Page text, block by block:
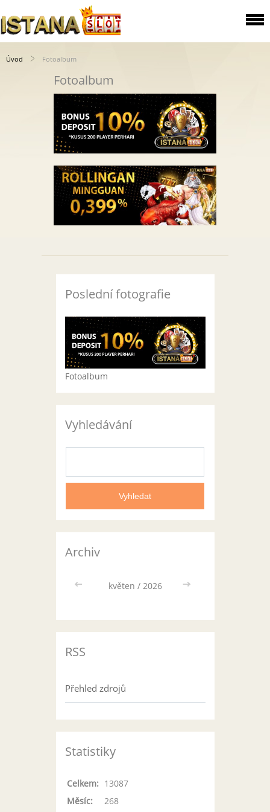
Úvod Fotoalbum
Fotoalbum
Poslední fotografie
Fotoalbum
Vyhledávání
Archiv
<< květen / 2026 >>
RSS
Přehled zdrojů
Statistiky
Celkem: 13087
Měsíc:
268